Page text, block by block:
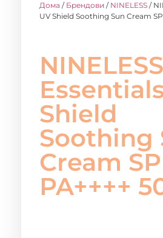
Дома / Брендови / NINELESS /
UV Shield Soothing Sun Cream
NINELESS
Shield
Soothing
Cream
PA++++